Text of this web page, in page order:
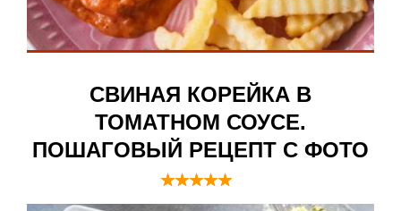
СВИНАЯ КОРЕЙКА В
ТОМАТНОМ СОУСЕ.
ПОШАГОВЫЙ РЕЦЕПТ С ФОТО